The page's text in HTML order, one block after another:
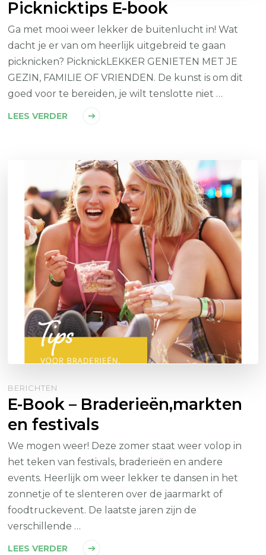
Picknicktips E-book
Ga met mooi weer lekker de buitenlucht in! Wat
dacht je er van om heerlijk uitgebreid te gaan
picknicken? PicknickLEKKER GENIETEN MET JE
GEZIN, ­FAMILIE OF VRIENDEN. De kunst is om dit
goed voor te bereiden, je wilt tenslotte niet …
LEES VERDER
BERICHTEN
E-Book – Braderieën,markten
en festivals
We mogen weer! Deze zomer staat weer volop in
het teken van festivals, braderieën en andere
events. Heerlijk om weer lekker te dansen in het
zonnetje of te slenteren over de jaarmarkt of
foodtruckevent. De laatste jaren zijn de
verschillende …
LEES VERDER